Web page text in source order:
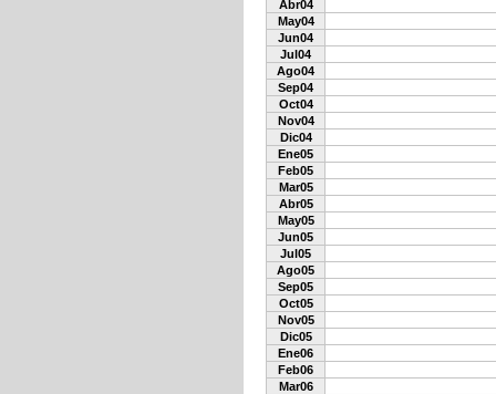
Abr04
May04
Jun04
Jul04
Ago04
Sep04
Oct04
Nov04
Dic04
Ene05
Feb05
Mar05
Abr05
May05
Jun05
Jul05
Ago05
Sep05
Oct05
Nov05
Dic05
Ene06
Feb06
Mar06